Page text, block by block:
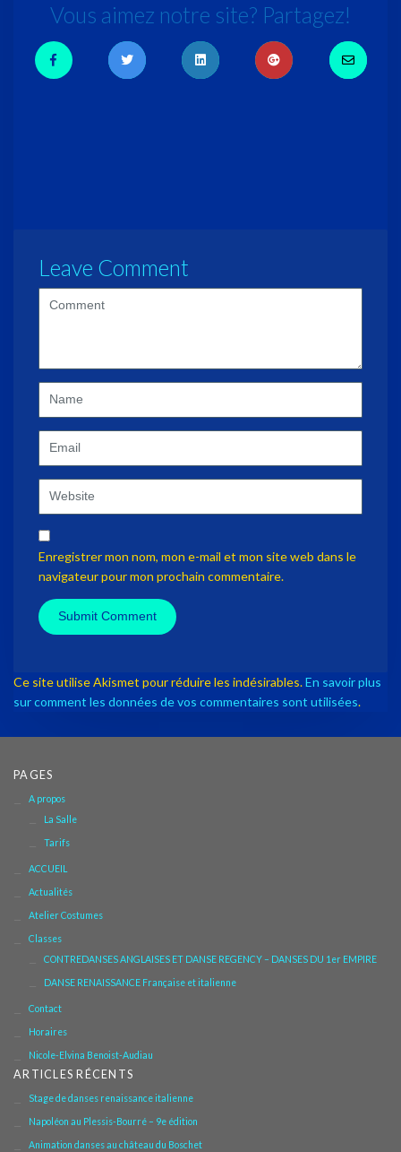
Vous aimez notre site? Partagez!
Leave Comment
Enregistrer mon nom, mon e-mail et mon site web dans le
navigateur pour mon prochain commentaire.
Ce site utilise Akismet pour réduire les indésirables.En savoir plus
sur comment les données de vos commentaires sont utilisées.
PAGES
A propos
La Salle
Tarifs
ACCUEIL
Actualités
Atelier Costumes
Classes
CONTREDANSES ANGLAISES ET DANSE REGENCY – DANSES DU 1er EMPIRE
DANSE RENAISSANCE Française et italienne
Contact
Horaires
Nicole-Elvina Benoist-Audiau
ARTICLES RÉCENTS
Stage de danses renaissance italienne
Napoléon au Plessis-Bourré – 9e édition
Animation danses au château du Boschet